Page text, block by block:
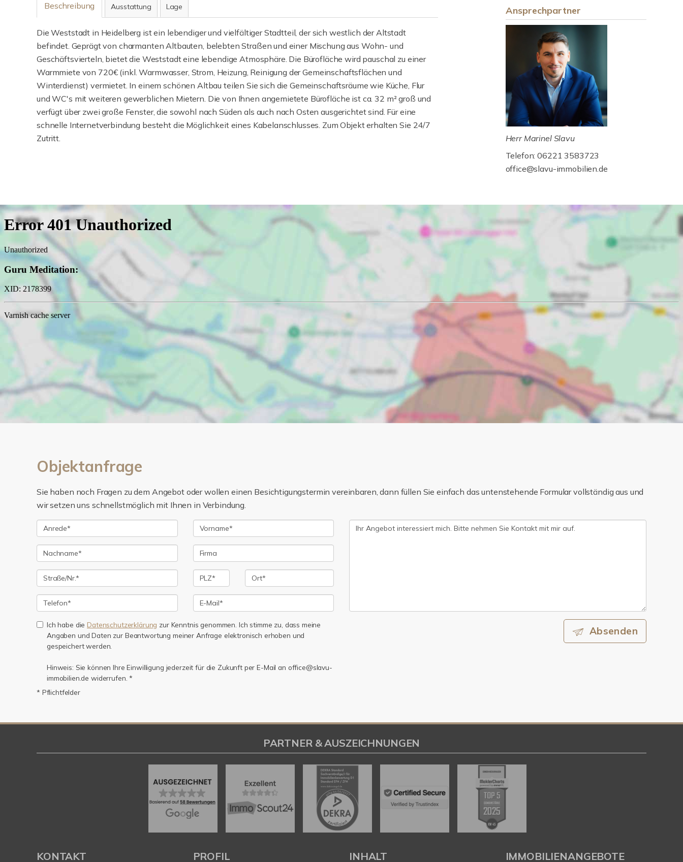
Beschreibung Ausstattung Lage
Die Weststadt in Heidelberg ist ein lebendiger und vielfältiger Stadtteil, der sich westlich der Altstadt
befindet. Geprägt von charmanten Altbauten, belebten Straßen und einer Mischung aus Wohn- und
Geschäftsvierteln, bietet die Weststadt eine lebendige Atmosphäre. Die Bürofläche wird pauschal zu einer
Warmmiete von 720€ (inkl. Warmwasser, Strom, Heizung, Reinigung der Gemeinschaftsflächen und
Winterdienst) vermietet. In einem schönen Altbau teilen Sie sich die Gemeinschaftsräume wie Küche, Flur
und WC's mit weiteren gewerblichen Mietern. Die von Ihnen angemietete Bürofläche ist ca. 32 m² groß und
verfügt über zwei große Fenster, die sowohl nach Süden als auch nach Osten ausgerichtet sind. Für eine
schnelle Internetverbindung besteht die Möglichkeit eines Kabelanschlusses. Zum Objekt erhalten Sie 24/7
Zutritt.
Ansprechpartner
Herr Marinel Slavu
Telefon: 06221 3583723
office@slavu-immobilien.de
Objektanfrage
Sie haben noch Fragen zu dem Angebot oder wollen einen Besichtigungstermin vereinbaren, dann füllen Sie einfach das untenstehende Formular vollständig aus und
wir setzen uns schnellstmöglich mit Ihnen in Verbindung.
Ich habe die Datenschutzerklärung zur Kenntnis genommen. Ich stimme zu, dass meine
Angaben und Daten zur Beantwortung meiner Anfrage elektronisch erhoben und
gespeichert werden.
Hinweis: Sie können Ihre Einwilligung jederzeit für die Zukunft per E-Mail an office@slavu-
immobilien.de widerrufen. *
* Pflichtfelder
Absenden
PARTNER & AUSZEICHNUNGEN
KONTAKT PROFIL INHALT IMMOBILIENANGEBOTE